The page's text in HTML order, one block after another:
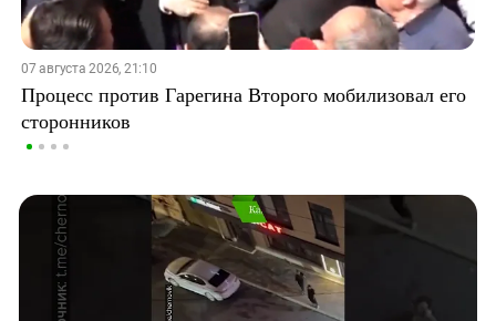
07 августа 2026, 21:10
Процесс против Гарегина Второго мобилизовал его
сторонников